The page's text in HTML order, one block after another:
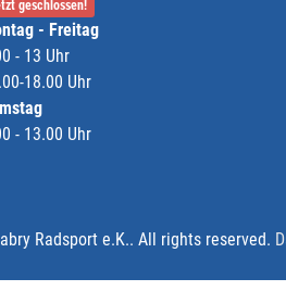
geschlossen!
- Freitag
- 13 Uhr
18.00 Uhr
- 13.00 Uhr
Radsport e.K.. All rights reserved.